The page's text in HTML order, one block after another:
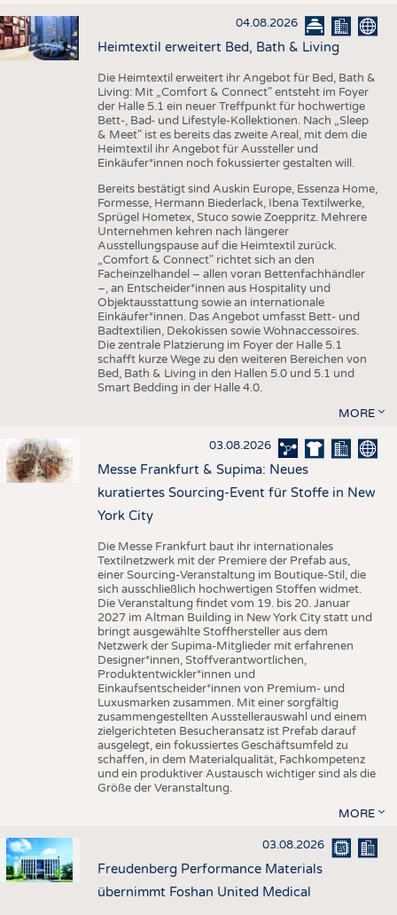
04.08.2026
Heimtextil erweitert Bed, Bath & Living
Die Heimtextil erweitert ihr Angebot für Bed, Bath &
Living: Mit „Comfort & Connect" entsteht im Foyer
der Halle 5.1 ein neuer Treffpunkt für hochwertige
Bett-, Bad- und Lifestyle-Kollektionen. Nach „Sleep
& Meet" ist es bereits das zweite Areal, mit dem die
Heimtextil ihr Angebot für Aussteller und
Einkäufer*innen noch fokussierter gestalten will.
Bereits bestätigt sind Auskin Europe, Essenza Home,
Formesse, Hermann Biederlack, Ibena Textilwerke,
Sprügel Hometex, Stuco sowie Zoeppritz. Mehrere
Unternehmen kehren nach längerer
Ausstellungspause auf die Heimtextil zurück.
„Comfort & Connect" richtet sich an den
Facheinzelhandel – allen voran Bettenfachhändler
–, an Entscheider*innen aus Hospitality und
Objektausstattung sowie an internationale
Einkäufer*innen. Das Angebot umfasst Bett- und
Badtextilien, Dekokissen sowie Wohnaccessoires.
Die zentrale Platzierung im Foyer der Halle 5.1
schafft kurze Wege zu den weiteren Bereichen von
Bed, Bath & Living in den Hallen 5.0 und 5.1 und
Smart Bedding in der Halle 4.0.
MORE
03.08.2026
Messe Frankfurt & Supima: Neues
kuratiertes Sourcing-Event für Stoffe in New
York City
Die Messe Frankfurt baut ihr internationales
Textilnetzwerk mit der Premiere der Prefab aus,
einer Sourcing-Veranstaltung im Boutique-Stil, die
sich ausschließlich hochwertigen Stoffen widmet.
Die Veranstaltung findet vom 19. bis 20. Januar
2027 im Altman Building in New York City statt und
bringt ausgewählte Stoffhersteller aus dem
Netzwerk der Supima-Mitglieder mit erfahrenen
Designer*innen, Stoffverantwortlichen,
Produktentwickler*innen und
Einkaufsentscheider*innen von Premium- und
Luxusmarken zusammen. Mit einer sorgfältig
zusammengestellten Ausstellerauswahl und einem
zielgerichteten Besucheransatz ist Prefab darauf
ausgelegt, ein fokussiertes Geschäftsumfeld zu
schaffen, in dem Materialqualität, Fachkompetenz
und ein produktiver Austausch wichtiger sind als die
Größe der Veranstaltung.
MORE
03.08.2026
Freudenberg Performance Materials
übernimmt Foshan United Medical